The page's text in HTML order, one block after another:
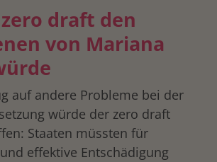
draft den
von Mariana
auf andere Probleme bei der
würde der zero draft
Staaten müssten für
effektive Entschädigung